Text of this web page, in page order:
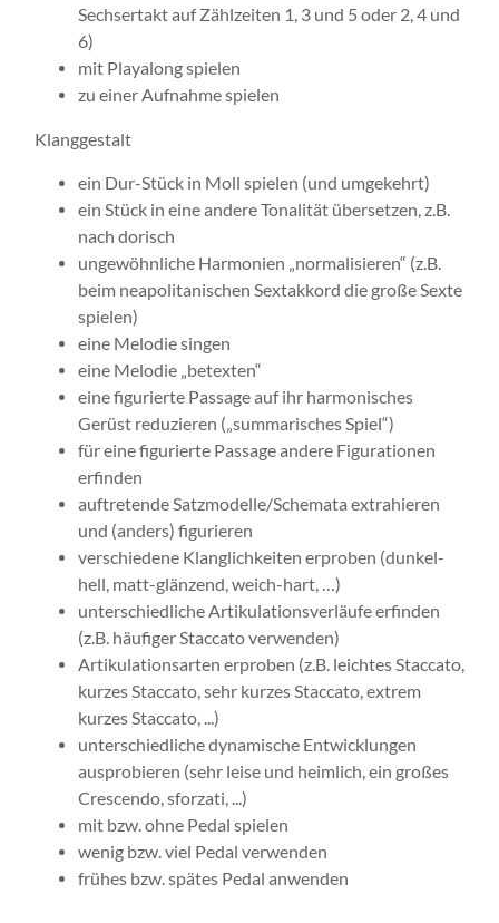
Sechsertakt auf Zählzeiten 1, 3 und 5 oder 2, 4 und
6)
mit Playalong spielen
zu einer Aufnahme spielen
Klanggestalt
ein Dur-Stück in Moll spielen (und umgekehrt)
ein Stück in eine andere Tonalität übersetzen, z.B.
nach dorisch
ungewöhnliche Harmonien „normalisieren“ (z.B.
beim neapolitanischen Sextakkord die große Sexte
spielen)
eine Melodie singen
eine Melodie „betexten“
eine figurierte Passage auf ihr harmonisches
Gerüst reduzieren („summarisches Spiel“)
für eine figurierte Passage andere Figurationen
erfinden
auftretende Satzmodelle/Schemata extrahieren
und (anders) figurieren
verschiedene Klanglichkeiten erproben (dunkel-
hell, matt-glänzend, weich-hart, …)
unterschiedliche Artikulationsverläufe erfinden
(z.B. häufiger Staccato verwenden)
Artikulationsarten erproben (z.B. leichtes Staccato,
kurzes Staccato, sehr kurzes Staccato, extrem
kurzes Staccato, ...)
unterschiedliche dynamische Entwicklungen
ausprobieren (sehr leise und heimlich, ein großes
Crescendo, sforzati, ...)
mit bzw. ohne Pedal spielen
wenig bzw. viel Pedal verwenden
frühes bzw. spätes Pedal anwenden